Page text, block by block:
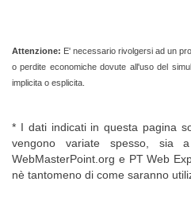
Attenzione: E' necessario rivolgersi ad un
o perdite economiche dovute all'uso del
implicita o esplicita.
* I dati indicati in questa pagina
vengono variate spesso, sia
WebMasterPoint.org e PT Web
nè tantomeno di come saranno